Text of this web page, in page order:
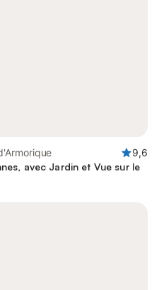
9,6
avec Jardin et Vue sur le